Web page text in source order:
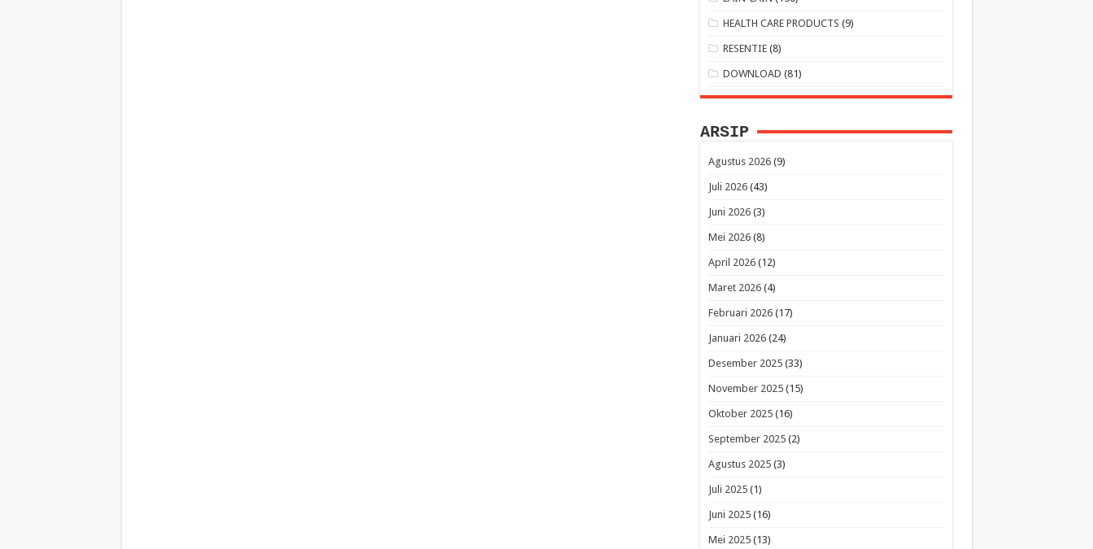
HEALTH CARE PRODUCTS (9)
RESENTIE (8)
DOWNLOAD (81)
ARSIP
Agustus 2026(9)
Juli 2026(43)
Juni 2026(3)
Mei 2026(8)
April 2026(12)
Maret 2026(4)
Februari 2026(17)
Januari 2026(24)
Desember 2025(33)
November 2025(15)
Oktober 2025(16)
September 2025(2)
Agustus 2025(3)
Juli 2025(1)
Juni 2025(16)
Mei 2025(13)